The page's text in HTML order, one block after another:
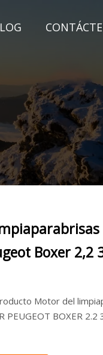
Boxer 2,2
Motor del
PEUGEOT BOXER